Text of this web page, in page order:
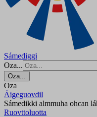
Sámediggi
Oza...
Oza...
Oza
Áigeguovdil
Sámedikki almmuha ohcan
Ruovttoluotta